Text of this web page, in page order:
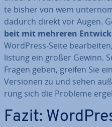
te bisher von wem
dadurch direkt vor Augen.
beit mit mehreren
WordPress-Seite
lis­tung ein großer Gewinn.
Fragen geben, greifen Sie
Versionen zu und sehen
rung sich die Probleme
Fazit: